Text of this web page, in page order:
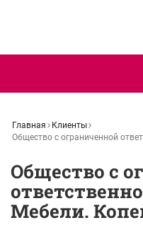
Главная
Клиенты
Общество с ограниченной
Общество с
Мебели.